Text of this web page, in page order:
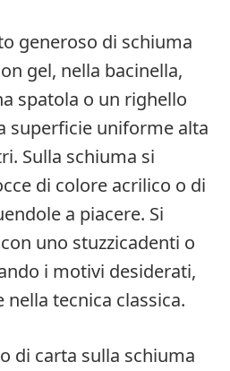
generoso di schiuma
gel, nella bacinella,
spatola o un righello
superficie uniforme alta
Sulla schiuma si
di colore acrilico o di
a piacere. Si
uno stuzzicadenti o
i motivi desiderati,
tecnica classica.
di carta sulla schiuma